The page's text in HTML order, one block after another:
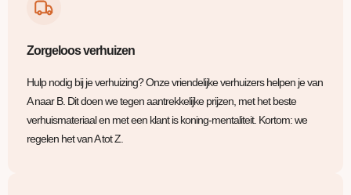
Zorgeloos verhuizen
Hulp nodig bij je verhuizing? Onze vriendelijke verhuizers helpen je van
A naar B. Dit doen we tegen aantrekkelijke prijzen, met het beste
verhuismateriaal en met een klant is koning-mentaliteit. Kortom: we
regelen het van A tot Z.